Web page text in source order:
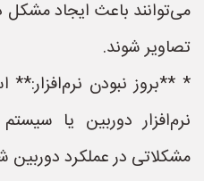
می‌توانند باعث ایجاد مشکل
تصاویر شوند.
* **بروز نبودن نرم‌افزار:**
نرم‌افزار دوربین یا
مشکلاتی در عملکرد دوربین